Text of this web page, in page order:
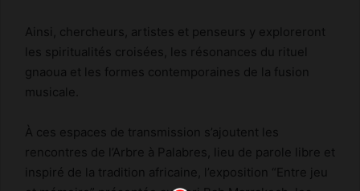
Ainsi, chercheurs, artistes et penseurs y exploreront
les spiritualités croisées, les résonances du rituel
gnaoua et les formes contemporaines de la fusion
musicale.
À ces espaces de transmission s’ajoutent les
rencontres de l’Arbre à Palabres, lieu de parole libre et
inspiré de la tradition africaine, l’exposition “Entre jeu